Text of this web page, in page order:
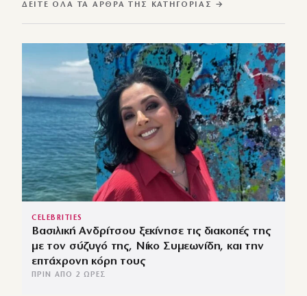
ΔΕΊΤΕ ΌΛΑ ΤΑ ΆΡΘΡΑ ΤΗΣ ΚΑΤΗΓΟΡΊΑΣ →
CELEBRITIES
Βασιλική Ανδρίτσου ξεκίνησε τις διακοπές της
με τον σύζυγό της, Νίκο Συμεωνίδη, και την
επτάχρονη κόρη τους
ΠΡΙΝ ΑΠΌ 2 ΏΡΕΣ